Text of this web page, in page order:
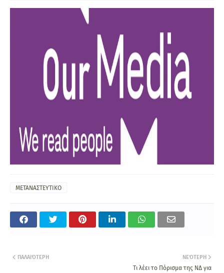
ΜΕΤΑΝΑΣΤΕΥΤΙΚΟ
ΝΕΌΤΕΡΗ
Τι λέει το Πόρισμα της ΝΔ για
ΠΑΛΑΙΌΤΕΡΗ